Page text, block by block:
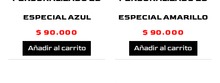
ESPECIAL AZUL
$ 90.000
Añadir al carrito
ESPECIAL AMARILLO
$ 90.000
Añadir al carrito